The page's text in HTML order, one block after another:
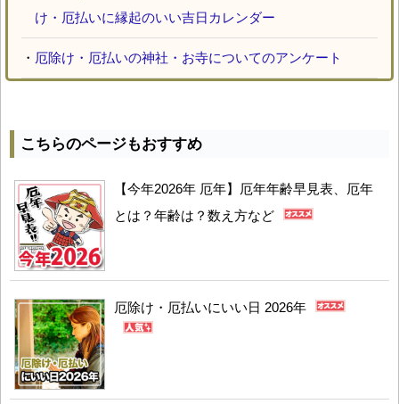
け・厄払いに縁起のいい吉日カレンダー
・ 厄除け・厄払いの神社・お寺についてのアンケート
こちらのページもおすすめ
【今年2026年 厄年】厄年年齢早見表、厄年
とは？年齢は？数え方など
厄除け・厄払いにいい日 2026年